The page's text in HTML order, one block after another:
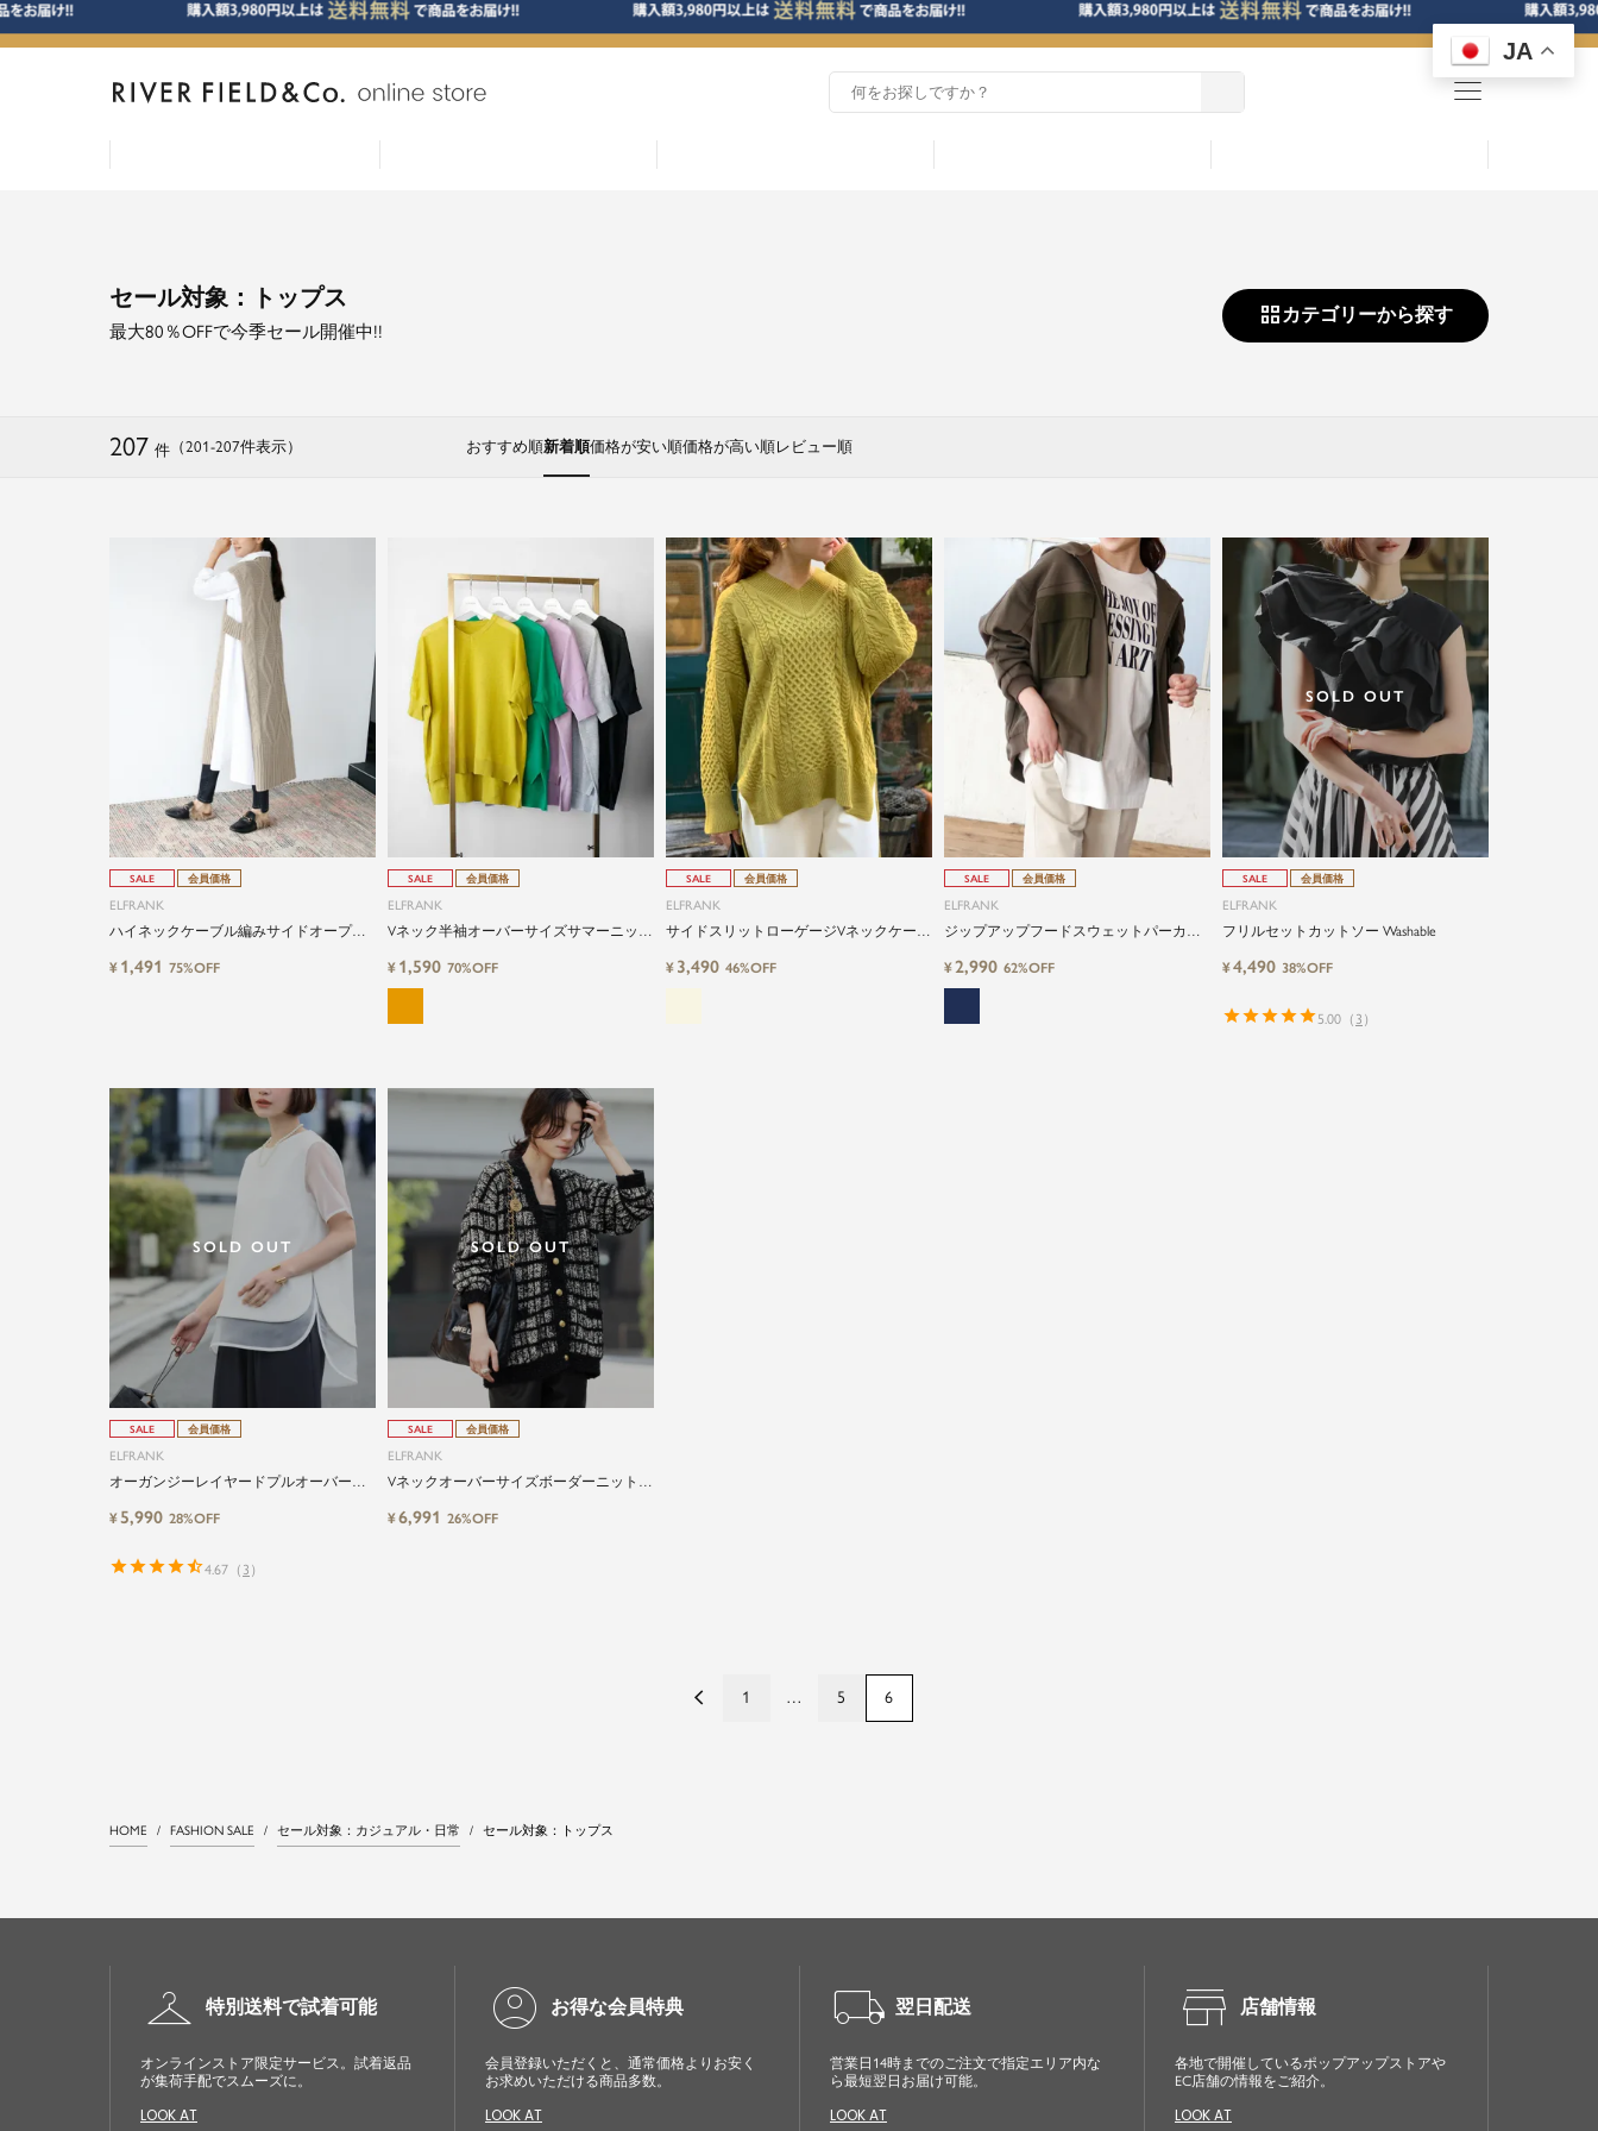
JA
menu
セール対象：トップス
最大80％OFFで今季セール開催中!!
カテゴリーから探す
207 件 （201-207件表示） おすすめ順新着順価格が安い順価格が高い順レビュー順
SALE 会員価格
ELFRANK
ハイネックケーブル編みサイドオープン
¥ 1,491 75%OFF
SALE 会員価格
ELFRANK
Vネック半袖オーバーサイズサマーニット
¥ 1,590 70%OFF
SALE 会員価格
ELFRANK
サイドスリットローゲージVネックケーブ
¥ 3,490 46%OFF
SALE 会員価格
ELFRANK
ジップアップフードスウェットパーカー
¥2,990 62%OFF
SOLD OUT
SALE 会員価格
ELFRANK
フリルセットカットソー Washable
¥4,490 38%OFF
5.00 （ 3 ）
SOLD OUT
SALE 会員価格
ELFRANK
オーガンジーレイヤードプルオーバー
¥5,990 28%OFF
4.67 （ 3 ）
SOLD OUT
SALE 会員価格
ELFRANK
Vネックオーバーサイズボーダーニットカ
¥6,991 26%OFF
1 … 5 6
HOME FASHION SALE セール対象：カジュアル・日常 セール対象：トップス
checkroom 特別送料で試着可能
オンラインストア限定サービス。試着返品
が集荷手配でスムーズに。
LOOK AT
account_circle お得な会員特典
会員登録いただくと、通常価格よりお安く
お求めいただける商品多数。
LOOK AT
local_shipping 翌日配送
営業日14時までのご注文で指定エリア内な
ら最短翌日お届け可能。
LOOK AT
store 店舗情報
各地で開催しているポップアップストアや
EC店舗の情報をご紹介。
LOOK AT